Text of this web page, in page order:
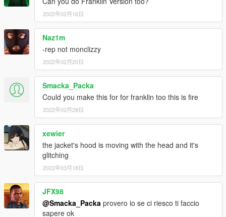
2022年02月16日
Naz1m
-rep not monclizzy
2022年02月20日
Smacka_Packa
Could you make this for for franklin too this is fire
2022年02月28日
xewier
the jacket's hood is moving with the head and it's
glitching
2022年03月18日
JFX98
@Smacka_Packa provero io se ci riesco ti faccio
sapere ok